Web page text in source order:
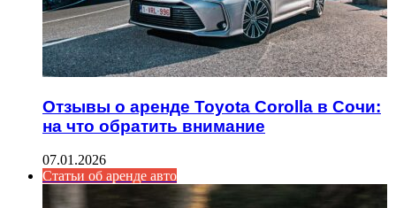
Отзывы о аренде Toyota Corolla в Сочи:
на что обратить внимание
07.01.2026
Статьи об аренде авто